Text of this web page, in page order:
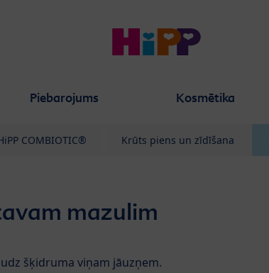
Piebarojums Kosmētika
COMBIOTIC® Krūts piens un zīdīšana
mazulim
šķidruma viņam jāuzņem.